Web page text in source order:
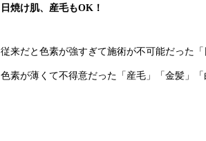
日焼け肌、産毛もOK！
従来だと色素が強すぎて施術が不可能だった
色素が薄くて不得意だった「産毛」「金髪」